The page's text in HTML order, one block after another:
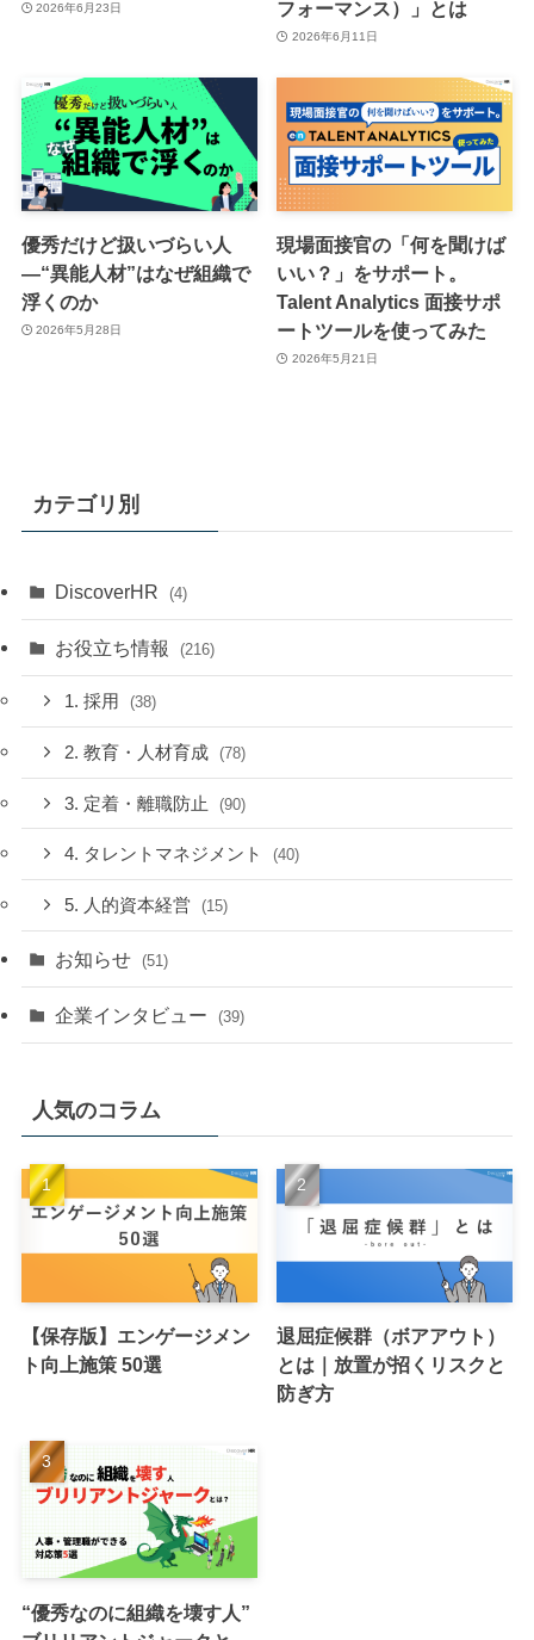
2026年6月23日 フォーマンス）」とは
2026年6月11日
優秀だけど扱いづらい人
―“異能人材”はなぜ組織で
浮くのか
2026年5月28日
現場面接官の「何を聞けば
いい？」をサポート。
Talent Analytics 面接サポ
ートツールを使ってみた
2026年5月21日
カテゴリ別
DiscoverHR (4)
お役立ち情報 (216)
1. 採用 (38)
2. 教育・人材育成 (78)
3. 定着・離職防止 (90)
4. タレントマネジメント (40)
5. 人的資本経営 (15)
お知らせ (51)
企業インタビュー (39)
人気のコラム
【保存版】エンゲージメン
ト向上施策 50選
退屈症候群（ボアアウト）
とは｜放置が招くリスクと
防ぎ方
“優秀なのに組織を壊す人”